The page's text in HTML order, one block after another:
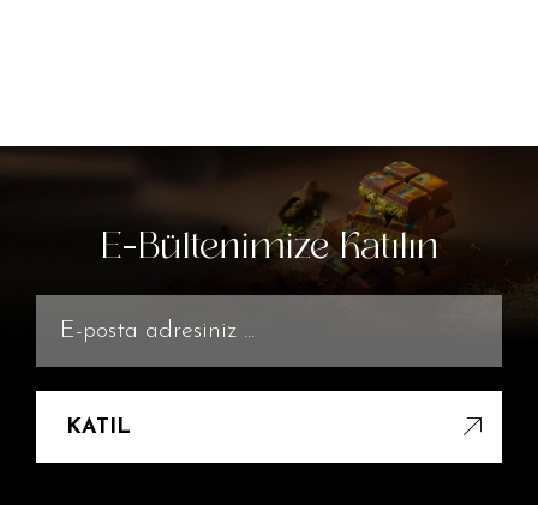
E-Bültenimize Katılın
KATIL